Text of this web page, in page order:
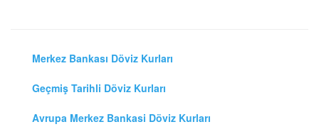
Merkez Bankası Döviz Kurları
Geçmiş Tarihli Döviz Kurları
Avrupa Merkez Bankasi Döviz Kurları